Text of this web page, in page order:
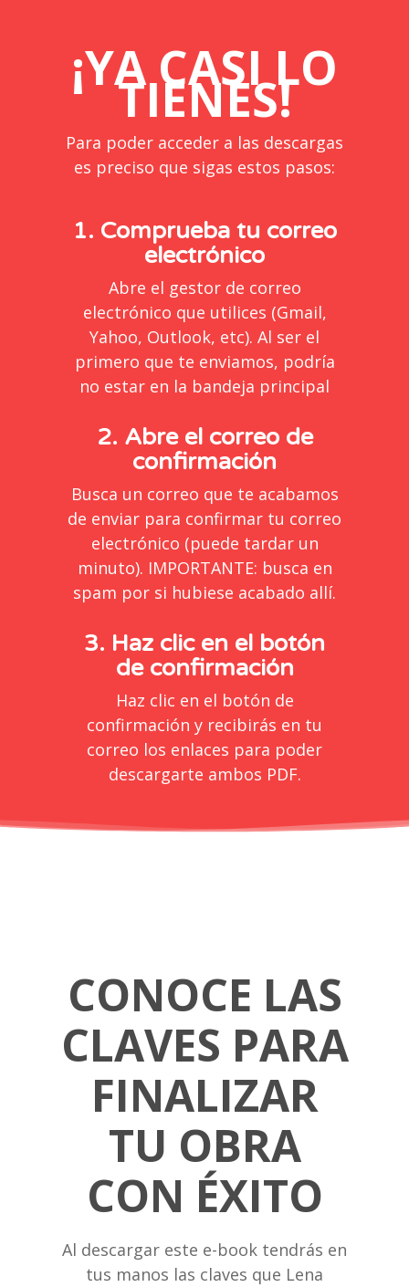
¡YA CASI LO
TIENES!
Para poder acceder a las descargas
es preciso que sigas estos pasos:
1. Comprueba tu correo
electrónico
Abre el gestor de correo
electrónico que utilices (Gmail,
Yahoo, Outlook, etc). Al ser el
primero que te enviamos, podría
no estar en la bandeja principal
2. Abre el correo de
confirmación
Busca un correo que te acabamos
de enviar para confirmar tu correo
electrónico (puede tardar un
minuto). IMPORTANTE: busca en
spam por si hubiese acabado allí.
3. Haz clic en el botón
de confirmación
Haz clic en el botón de
confirmación y recibirás en tu
correo los enlaces para poder
descargarte ambos PDF.
CONOCE LAS
CLAVES PARA
FINALIZAR
TU OBRA
CON ÉXITO
Al descargar este e-book tendrás en
tus manos las claves que Lena